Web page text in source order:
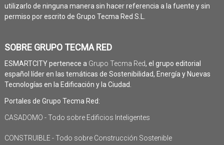
utilizarlo de ninguna manera sin hacer referencia a la fuente y sin
permiso por escrito de Grupo Tecma Red S.L.
SOBRE GRUPO TECMA RED
ESMARTCITY pertenece a Grupo Tecma Red, el grupo editorial
español líder en las temáticas de Sostenibilidad, Energía y Nuevas
Tecnologías en la Edificación y la Ciudad.
Portales de Grupo Tecma Red:
CASADOMO - Todo sobre Edificios Inteligentes
CONSTRUIBLE - Todo sobre Construcción Sostenible